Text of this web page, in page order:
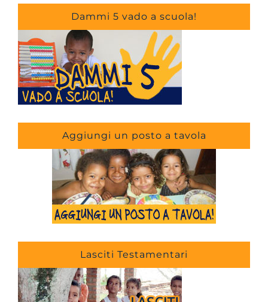
Dammi 5 vado a scuola!
Aggiungi un posto a tavola
Lasciti Testamentari